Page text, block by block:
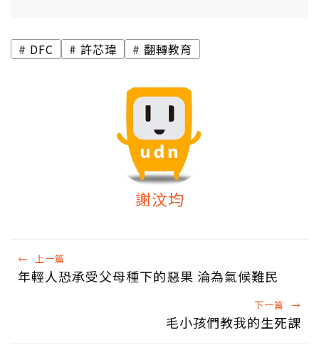
DFC 許芯瑋 翻轉教育
謝汶均
← 上一篇
年輕人恐承受父母種下的惡果 淪為氣候難民
下一篇 →
毛小孩們教我的生死課